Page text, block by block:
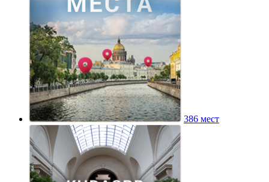
386 мест